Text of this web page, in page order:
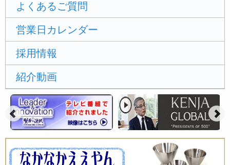
よくあるご質問
営業日カレンダー
採用情報
紹介動画